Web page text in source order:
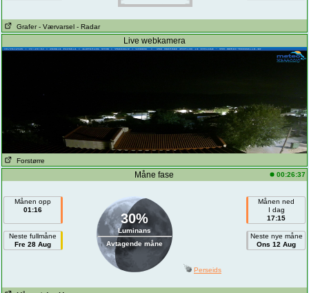
Grafer - Værvarsel - Radar
Live webkamera
Forstørre
Måne fase 00:26:37
Månen opp
01:16
Neste fullmåne
Fre 28 Aug
30%
Luminans
Avtagende måne
Månen ned
I dag
17:15
Neste nye måne
Ons 12 Aug
Perseids